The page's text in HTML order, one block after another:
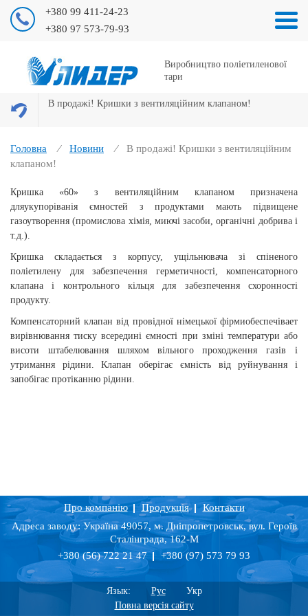
+380 99 411-24-23
+380 97 573-79-93
Виробництво поліетиленової
тари
В продажі! Кришки з вентиляційним клапаном!
Головна Новини
В продажі! Кришки з вентиляційним
клапаном!
Кришка «60» з вентиляційним клапаном призначена
дляукупоріванія ємностей з продуктами мають підвищене
газоутворення (промислова хімія, миючі засоби, органічні добрива і
т.д.).
Кришка складається з корпусу, ущільнювача зі спіненого
поліетилену для забезпечення герметичності, компенсаторного
клапана і контрольного кільця для забезпечення схоронності
продукту.
Компенсаторний клапан від провідної німецької фірмиобеспечівает
вирівнювання тиску всередині ємності при зміні температури або
висоти штабелювання шляхом вільного проходження газів і
утримання рідини. Клапан оберігає ємність від руйнування і
запобігає протіканню рідини.
Про компанію Продукція
Контакти
Адреса заводу: Україна 49057, м. Дніпропетровськ, вул. Героїв
Сталінграда, 162-М
+380 (56) 722 21 47
+380 (97) 573 79 93
Язык: Рус
Укр
Повна версія сайту